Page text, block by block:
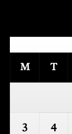
M T
3 4